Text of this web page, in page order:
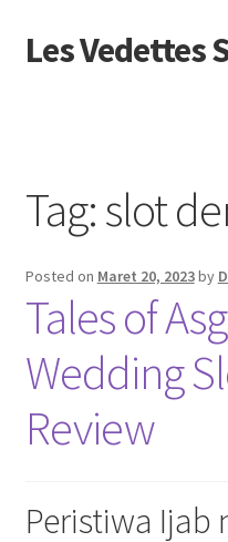
Skip
to
Skip
to
Les Vedettes
Contact us
Privacy Policy
Tag:slot
Posted on Maret 20, 2023by
Tales of
Wedding
Review
Peristiwa Ijab